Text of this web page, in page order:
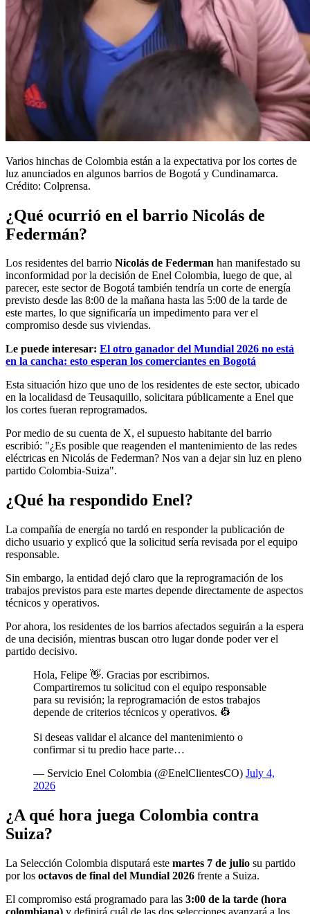
Varios hinchas de Colombia están a la expectativa por los cortes de
luz anunciados en algunos barrios de Bogotá y Cundinamarca.
Crédito: Colprensa.
¿Qué ocurrió en el barrio Nicolás de
Federmán?
Los residentes del barrio Nicolás de Federman han manifestado su
inconformidad por la decisión de Enel Colombia, luego de que, al
parecer, este sector de Bogotá también tendría un corte de energía
previsto desde las 8:00 de la mañana hasta las 5:00 de la tarde de
este martes, lo que significaría un impedimento para ver el
compromiso desde sus viviendas.
Le puede interesar: El otro ganador del Mundial 2026 no está
en la cancha: esto esperan los comerciantes en Bogotá
Esta situación hizo que uno de los residentes de este sector, ubicado
en la localidasd de Teusaquillo, solicitara públicamente a Enel que
los cortes fueran reprogramados.
Por medio de su cuenta de X, el supuesto habitante del barrio
escribió: "¿Es posible que reagenden el mantenimiento de las redes
eléctricas en Nicolás de Federman? Nos van a dejar sin luz en pleno
partido Colombia-Suiza".
¿Qué ha respondido Enel?
La compañía de energía no tardó en responder la publicación de
dicho usuario y explicó que la solicitud sería revisada por el equipo
responsable.
Sin embargo, la entidad dejó claro que la reprogramación de los
trabajos previstos para este martes depende directamente de aspectos
técnicos y operativos.
Por ahora, los residentes de los barrios afectados seguirán a la espera
de una decisión, mientras buscan otro lugar donde poder ver el
partido decisivo.
Hola, Felipe 👋. Gracias por escribirnos.
Compartiremos tu solicitud con el equipo responsable
para su revisión; la reprogramación de estos trabajos
depende de criterios técnicos y operativos. 👷
Si deseas validar el alcance del mantenimiento o
confirmar si tu predio hace parte…
— Servicio Enel Colombia (@EnelClientesCO) July 4,
2026
¿A qué hora juega Colombia contra
Suiza?
La Selección Colombia disputará este martes 7 de julio su partido
por los octavos de final del Mundial 2026 frente a Suiza.
El compromiso está programado para las 3:00 de la tarde (hora
colombiana) y definirá cuál de las dos selecciones avanzará a los